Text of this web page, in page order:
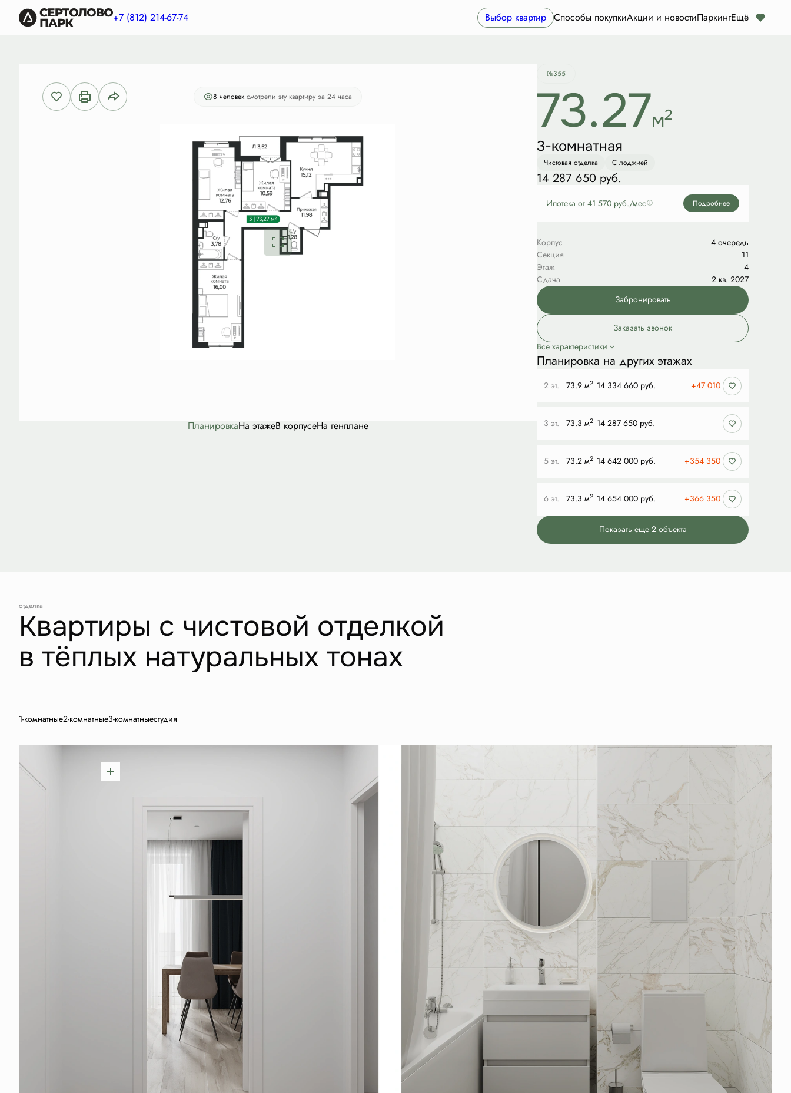
+7 (812) 214-67-74 Выбор квартир Способы покупкиАкции и новостиПаркингЕщё
3-комнатная73.27 м2 14 287 650 руб. Забронировать
8 человек смотрели эту квартиру за 24 часа
ПланировкаНа этажеВ корпусеНа генплане
№355
73.27м2
3-комнатная
Чистовая отделка С лоджией
14 287 650 руб.
Ипотека от 41 570 руб./мес Подробнее
Корпус
4 очередь
Секция
11
Этаж
4
Сдача
2 кв. 2027
Забронировать
Заказать звонок
Все характеристики
Планировка на других этажах
2 эт. 73.9 м2 14 334 660 руб. +47 010
3 эт. 73.3 м2 14 287 650 руб.
5 эт. 73.2 м2 14 642 000 руб. +354 350
6 эт. 73.3 м2 14 654 000 руб. +366 350
Показать еще 2 объектa
отделка
Квартиры с чистовой отделкой
в тёплых натуральных тонах
1-комнатные2-комнатные3-комнатныестудия